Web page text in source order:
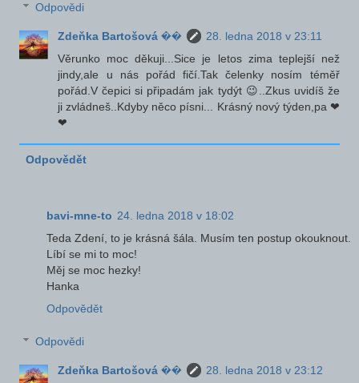
Odpovědi
Zdeňka Bartošová ��
28. ledna 2018 v 23:11
Věrunko moc děkuji...Sice je letos zima teplejší než
jindy,ale u nás pořád fičí.Tak čelenky nosím téměř
pořád.V čepici si připadám jak tydýt 😉..Zkus uvidíš že
ji zvládneš..Kdyby něco písni... Krásný nový týden,pa ❤
❤
Odpovědět
bavi-mne-to 24. ledna 2018 v 18:02
Teda Zdení, to je krásná šála. Musím ten postup okouknout.
Líbí se mi to moc!
Měj se moc hezky!
Hanka
Odpovědět
Odpovědi
Zdeňka Bartošová ��
28. ledna 2018 v 23:12